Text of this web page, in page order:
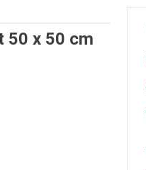
50 x 50 cm